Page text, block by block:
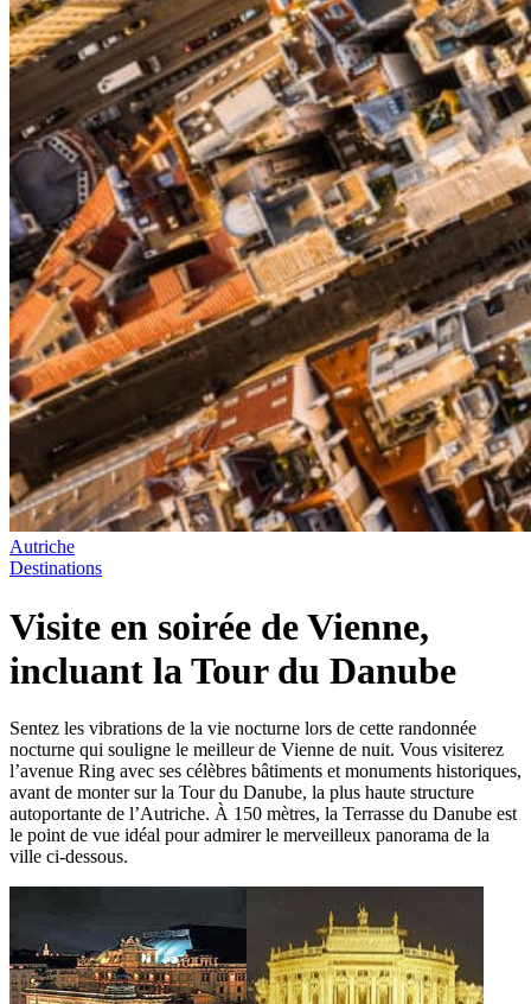
Autriche
Destinations
Visite en soirée de Vienne,
incluant la Tour du Danube
Sentez les vibrations de la vie nocturne lors de cette randonnée
nocturne qui souligne le meilleur de Vienne de nuit. Vous visiterez
l’avenue Ring avec ses célèbres bâtiments et monuments historiques,
avant de monter sur la Tour du Danube, la plus haute structure
autoportante de l’Autriche. À 150 mètres, la Terrasse du Danube est
le point de vue idéal pour admirer le merveilleux panorama de la
ville ci-dessous.